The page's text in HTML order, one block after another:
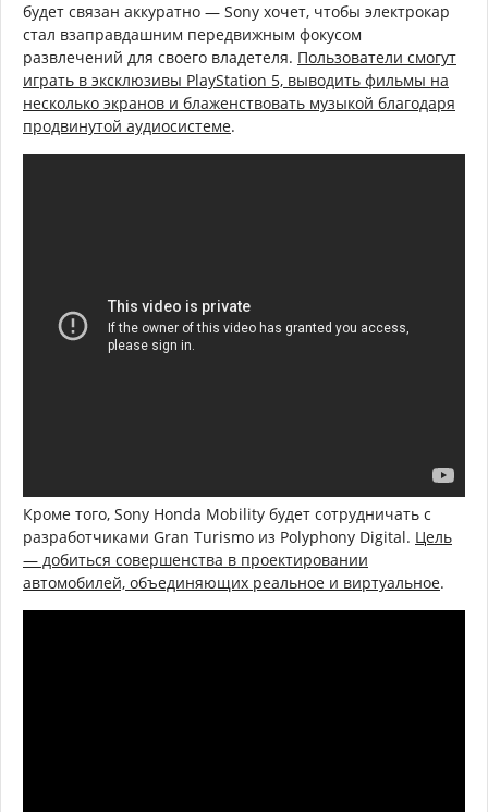
будет связан аккуратно — Sony хочет, чтобы электрокар
стал взаправдашним передвижным фокусом
развлечений для своего владетеля. Пользователи смогут
играть в эксклюзивы PlayStation 5, выводить фильмы на
несколько экранов и блаженствовать музыкой благодаря
продвинутой аудиосистеме.
Кроме того, Sony Honda Mobility будет сотрудничать с
разработчиками Gran Turismo из Polyphony Digital. Цель
— добиться совершенства в проектировании
автомобилей, объединяющих реальное и виртуальное.